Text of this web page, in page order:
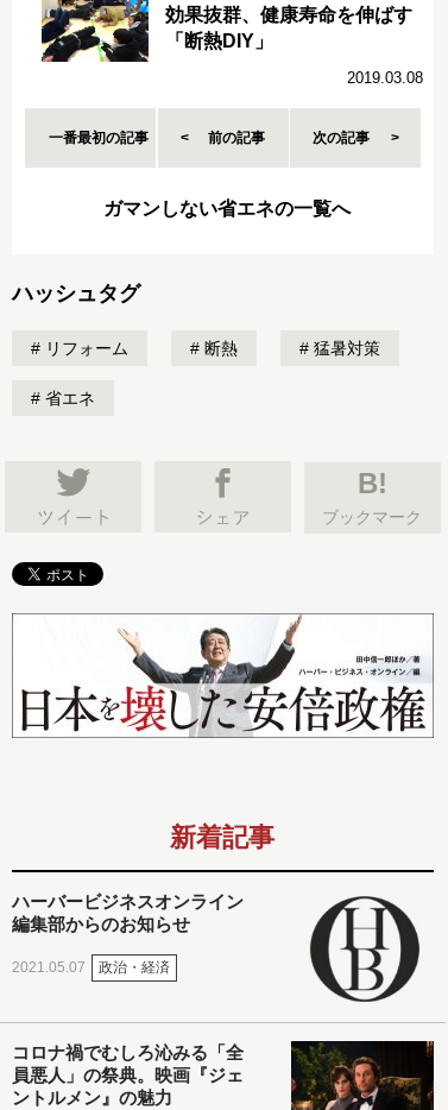
効果抜群、健康寿命を伸ばす
「断熱DIY」
2019.03.08
一番最初の記事 前の記事 次の記事
ガマンしない省エネの一覧へ
ハッシュタグ
リフォーム 断熱 猛暑対策
省エネ
B!
ブックマーク
新着記事
ハーバービジネスオンライン
編集部からのお知らせ
2021.05.07 政治・経済
コロナ禍でむしろ沁みる「全
員悪人」の祭典。映画『ジェ
ントルメン』の魅力